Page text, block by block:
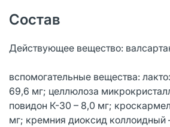
Состав
Действующее вещество:
вспомогательные вещества:
69,6 мг; целлюлоза
повидон К-30 – 8,0 мг;
мг; кремния диоксид коллоидный